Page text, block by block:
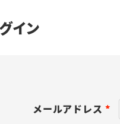
イン
メールアドレス